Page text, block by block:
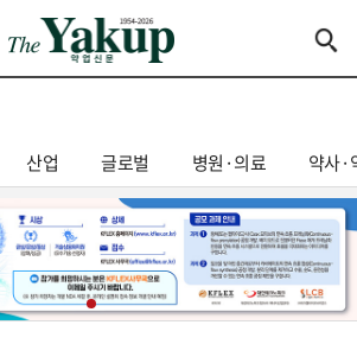
산업 글로벌 병원·의료 약사·